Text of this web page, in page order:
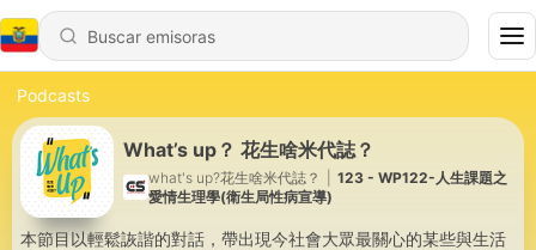
Podcasts
What’s up？ 花生啥米代誌？
what's up?花生啥米代誌？
123 - WP122-人生課題之
愛情生理學(衛生局性病宣導)
本節目以輕鬆詼諧的對話，帶出現今社會大眾最關心的某些與生活